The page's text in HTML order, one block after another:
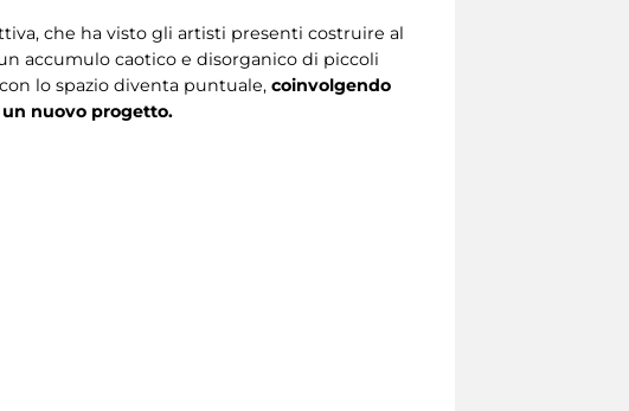
che ha visto gli artisti presenti costruire al
accumulo caotico e disorganico di piccoli
lo spazio diventa puntuale, coinvolgendo
nuovo progetto.